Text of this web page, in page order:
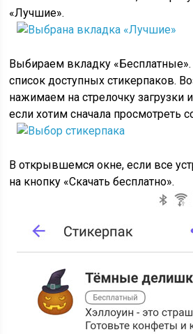
«Лучшие».
Выбираем вкладку
список доступных стикерпаков.
нажимаем на стрелочку загрузки
если хотим сначала просмотреть
В открывшемся окне, если все
на кнопку «Скачать бесплатно».